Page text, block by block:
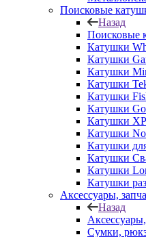
Поисковые
Назад
Поисковые
Катушки
Катушки
Катушки
Катушки
Катушки
Катушки
Катушки XP
Катушки
Катушки
Катушки
Катушки
Катушки
Аксессуары,
Назад
Сумки,